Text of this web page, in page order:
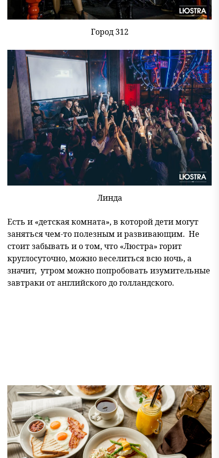
Город 312
Линда
Есть и «детская комната», в которой дети могут
заняться чем-то полезным и развивающим. Не
стоит забывать и о том, что «Люстра» горит
круглосуточно, можно веселиться всю ночь, а
значит, утром можно попробовать изумительные
завтраки от английского до голландского.